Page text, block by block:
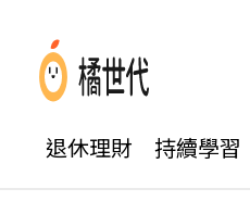
退休理財 持續學習